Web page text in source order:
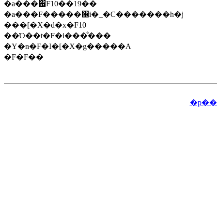
�a���΁F10��19��
�a���F�����΁i�_�C�������h�j
���[�X�d�x�F10
��Ό��t�F�i���̐���
�Y�n�F�I�[�X�g�����A
�F�F��